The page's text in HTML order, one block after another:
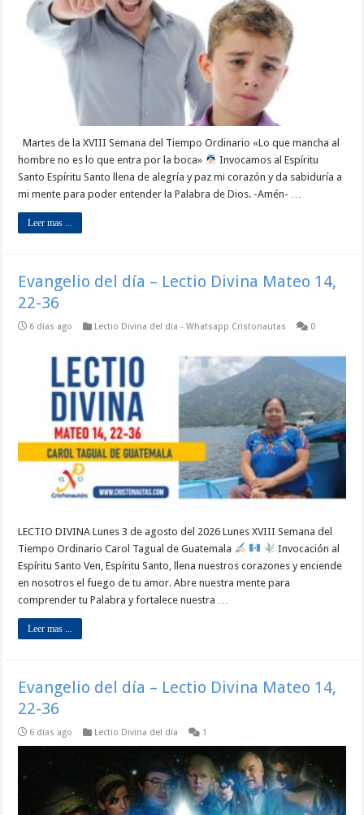
Martes de la XVIII Semana del Tiempo Ordinario «Lo que mancha al
hombre no es lo que entra por la boca»
Invocamos al Espíritu
Santo Espíritu Santo llena de alegría y paz mi corazón y da sabiduría a
mi mente para poder entender la Palabra de Dios. -Amén- …
Leer mas ...
Evangelio del día – Lectio Divina Mateo 14,
22-36
6 días ago Lectio Divina del día - Whatsapp Cristonautas 0
LECTIO DIVINA Lunes 3 de agosto del 2026 Lunes XVIII Semana del
Tiempo Ordinario Carol Tagual de Guatemala
Invocación al
Espíritu Santo Ven, Espíritu Santo, llena nuestros corazones y enciende
en nosotros el fuego de tu amor. Abre nuestra mente para
comprender tu Palabra y fortalece nuestra …
Leer mas ...
Evangelio del día – Lectio Divina Mateo 14,
22-36
6 días ago Lectio Divina del día 1